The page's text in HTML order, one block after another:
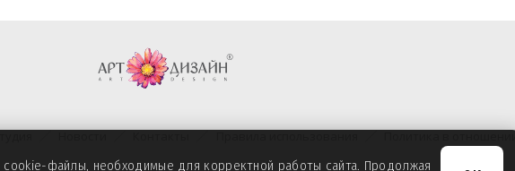
Политика в
cookie-файлы, необходимые для корректной работы сайта. Продолжая